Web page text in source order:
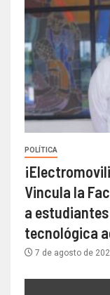
POLÍTICA
Vincula la
a
tecnológica
7 de agosto de